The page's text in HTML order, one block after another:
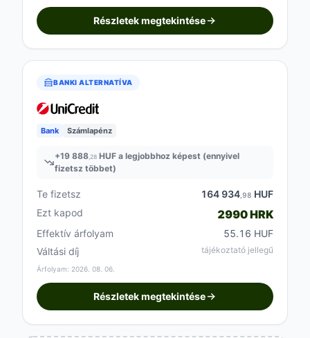
Részletek megtekintése
BANKI ALTERNATÍVA
Bank Számlapénz
+19 888 ,28 HUF a legjobbhoz képest (ennyivel
fizetsz többet)
Te fizetsz 164 934 ,98 HUF
Ezt kapod
2990 HRK
Effektív árfolyam
55.16 HUF
Váltási díj
tájékoztató jellegű
Árfolyam: 2026. 08. 06.
Részletek megtekintése